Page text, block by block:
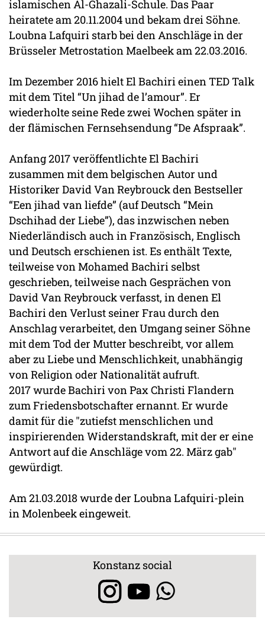
islamischen Al-Ghazali-Schule. Das Paar
heiratete am 20.11.2004 und bekam drei Söhne.
Loubna Lafquiri starb bei den Anschläge in der
Brüsseler Metrostation Maelbeek am 22.03.2016.
Im Dezember 2016 hielt El Bachiri einen TED Talk
mit dem Titel “Un jihad de l’amour”. Er
wiederholte seine Rede zwei Wochen später in
der flämischen Fernsehsendung “De Afspraak”.
Anfang 2017 veröffentlichte El Bachiri
zusammen mit dem belgischen Autor und
Historiker David Van Reybrouck den Bestseller
“Een jihad van liefde” (auf Deutsch “Mein
Dschihad der Liebe”), das inzwischen neben
Niederländisch auch in Französisch, Englisch
und Deutsch erschienen ist. Es enthält Texte,
teilweise von Mohamed Bachiri selbst
geschrieben, teilweise nach Gesprächen von
David Van Reybrouck verfasst, in denen El
Bachiri den Verlust seiner Frau durch den
Anschlag verarbeitet, den Umgang seiner Söhne
mit dem Tod der Mutter beschreibt, vor allem
aber zu Liebe und Menschlichkeit, unabhängig
von Religion oder Nationalität aufruft.
2017 wurde Bachiri von Pax Christi Flandern
zum Friedensbotschafter ernannt. Er wurde
damit für die "zutiefst menschlichen und
inspirierenden Widerstandskraft, mit der er eine
Antwort auf die Anschläge vom 22. März gab"
gewürdigt.
Am 21.03.2018 wurde der Loubna Lafquiri-plein
in Molenbeek eingeweit.
Konstanz social